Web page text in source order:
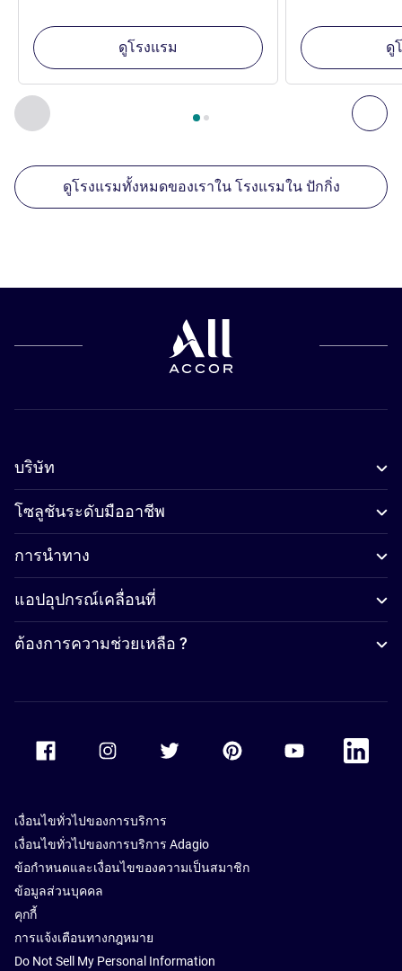
ก่อนหน้า - สถานประกอบการอื่นของเราที่อยู่ใกล้เคียง ถั
หน้า1 , สถานประกอบการอื่นของเราที่อยู่ใกล้เคียง 1 :,
ดูโรงแรม ดู
ดูโรงแรมทั้งหมดของเราใน โรงแรมใน ปักกิ่ง
บริษัท
โซลูชันระดับมืออาชีพ
การนำทาง
แอปอุปกรณ์เคลื่อนที่
ต้องการความช่วยเหลือ ?
Accor Youtube
Accor
เงื่อนไขทั่วไปของการบริการ
เงื่อนไขทั่วไปของการบริการ Adagio
ข้อกำหนดและเงื่อนไขของความเป็นสมาชิก
ข้อมูลส่วนบุคคล
คุกกี้
การแจ้งเตือนทางกฎหมาย
Do Not Sell My Personal Information